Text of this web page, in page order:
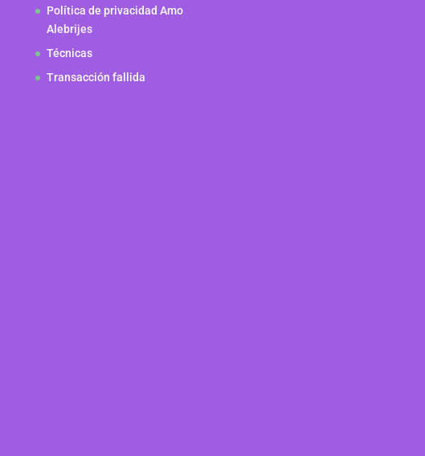
Política de privacidad Amo
Alebrijes
Técnicas
Transacción fallida